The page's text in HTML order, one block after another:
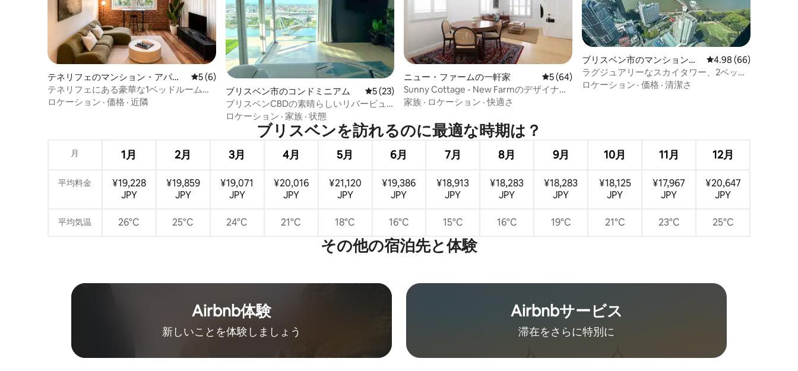
テネリフェのマンション・アパー
ト
レビュー6件、5つ星中5つ星の平均評価
5 (6)
テネリフェにある豪華な1ベッドルームの
Woolstoreアパートメント
ロケーション · 価格 · 近隣
ブリスベン市のコンドミニアム レビュー23件、5つ星中5つ星の平均評価
5 (23)
ブリスベンCBDの素晴らしいリバービュ
ー、バルコニー＆駐車場
ロケーション · 家族 · 状態
ニュー・ファームの一軒家 レビュー64件、5つ星中5つ星の平均評価
5 (64)
Sunny Cottage - New Farmのデザイナー
コテージ
家族 · ロケーション ·快適さ
ブリスベン市のマンション・
アパート
レビュー66件、5つ星
4.98 (66)
ラグジュアリーなスカイタワー、2ベッド
ルーム、リバービュー｜駐車場、5名様ま
ロケーション · 価格 · 清潔さ
ブリスベンを訪⁠れ⁠るの⁠に最⁠適⁠な時⁠期⁠は⁠？
月 1月 2月 3月 4月 5月 6月 7月 8月 9月 10月 11月 12月
平均料金
¥19,228
JPY
¥19,859
JPY
¥19,071
JPY
¥20,016
JPY
¥21,120
JPY
¥19,386
JPY
¥18,913
JPY
¥18,283
JPY
¥18,283
JPY
¥18,125
JPY
¥17,967
JPY
¥20,647
JPY
平均気温 26°C 25°C 24°C 21°C 18°C 16°C 15°C 16°C 19°C 21°C 23°C 25°C
その他の宿⁠泊⁠先と体⁠験
Airbnb体験
新しいことを体験しましょう
Airbnb⁠サ⁠ー⁠ビ⁠ス
滞在をさ⁠ら⁠に特⁠別⁠に